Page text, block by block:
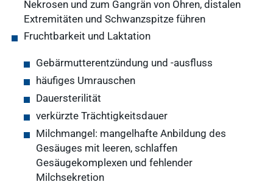
Häufige
Suchanfragen
Nekrosen und zum Gangrän von Ohren, distalen
Extremitäten und Schwanzspitze führen
Fruchtbarkeit und Laktation
Gebärmutterentzündung und -ausfluss
häufiges Umrauschen
Dauersterilität
verkürzte Trächtigkeitsdauer
Milchmangel: mangelhafte Anbildung des
Gesäuges mit leeren, schlaffen
Gesäugekomplexen und fehlender
Milchsekretion